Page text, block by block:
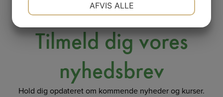
Tilmeld dig vores
nyhedsbrev
Hold dig opdateret om kommende nyheder og kurser.
AFVIS ALLE